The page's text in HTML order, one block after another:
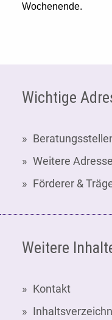
Wochenende.
Wichtige
Weitere
Förderer &
Weitere
Kontakt